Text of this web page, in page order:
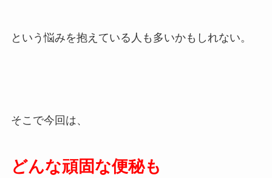
という悩みを抱えている人も多いかもしれない。
そこで今回は、
どんな頑固な便秘も